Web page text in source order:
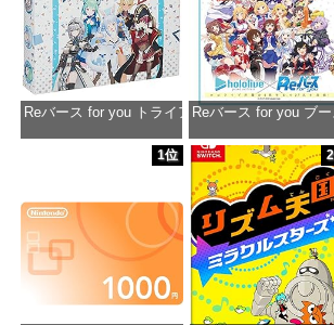
Reバース for you トライアルデッキ ホロライブ
価格：¥1,650
Reバース for you ブ
価格：
1位